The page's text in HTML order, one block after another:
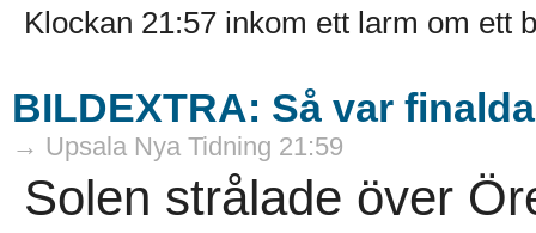
Klockan 21:57 inkom ett larm om ett
BILDEXTRA: Så var
→ Upsala Nya Tidning 21:59
Solen strålade över